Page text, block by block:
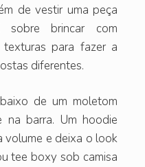
de vestir uma peça
brincar com
texturas para fazer a
diferentes.
de um moletom
na barra. Um hoodie
e deixa o look
tee boxy sob camisa